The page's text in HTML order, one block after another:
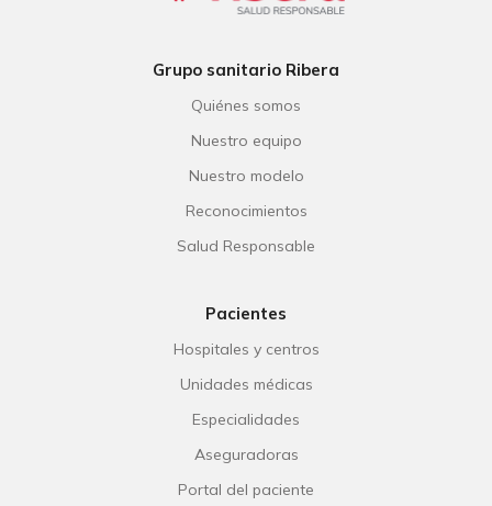
Grupo sanitario Ribera
Quiénes somos
Nuestro equipo
Nuestro modelo
Reconocimientos
Salud Responsable
Pacientes
Hospitales y centros
Unidades médicas
Especialidades
Aseguradoras
Portal del paciente